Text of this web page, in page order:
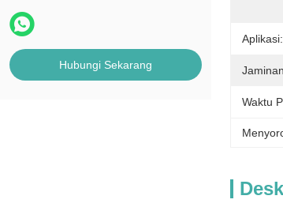
Hubungi Sekarang
Aplikasi:
Waktu